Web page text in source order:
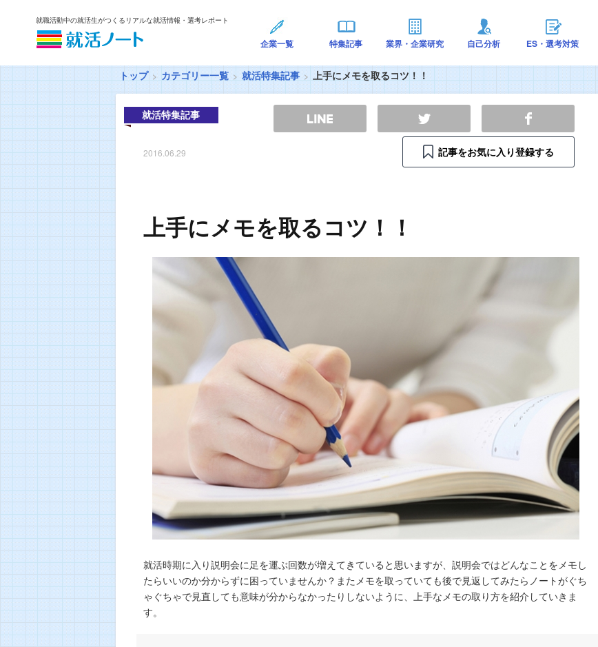
就職活動中の就活生がつくるリアルな就活情報・選考レポート
企業一覧 特集記事 業界・企業研究 自己分析 ES・選考対策
トップ カテゴリー一覧 就活特集記事 上手にメモを取るコツ！！
就活特集記事
2016.06.29 記事をお気に入り登録する
上手にメモを取るコツ！！
就活時期に入り説明会に足を運ぶ回数が増えてきていると思いますが、説明会ではどんなことをメモし
たらいいのか分からずに困っていませんか？またメモを取っていても後で見返してみたらノートがぐち
ゃぐちゃで見直しても意味が分からなかったりしないように、上手なメモの取り方を紹介していきま
す。